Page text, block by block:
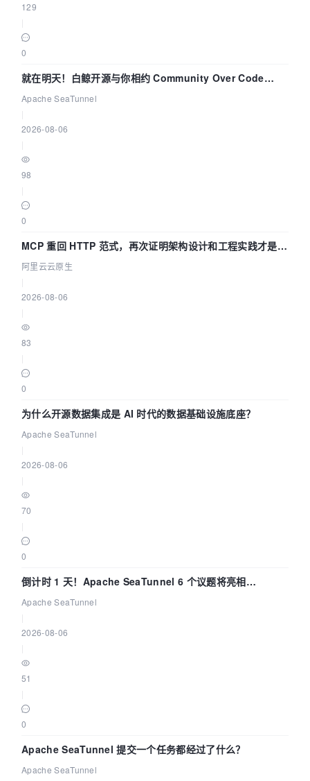
129
0
就在明天！白鲸开源与你相约 Community Over Code
Asia 2026 主题演讲！
Apache SeaTunnel
2026-08-06
98
0
MCP 重回 HTTP 范式，再次证明架构设计和工程实践才是稀
缺资源
阿里云云原生
2026-08-06
83
0
为什么开源数据集成是 AI 时代的数据基础设施底座？
Apache SeaTunnel
2026-08-06
70
0
倒计时 1 天！Apache SeaTunnel 6 个议题将亮相
Community Over Code Asia 2026
Apache SeaTunnel
2026-08-06
51
0
Apache SeaTunnel 提交一个任务都经过了什么？
Apache SeaTunnel